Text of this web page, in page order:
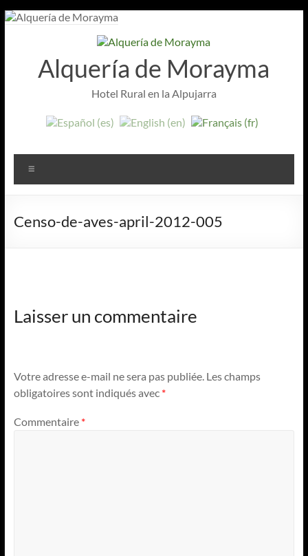
Aller
Alquería de Morayma
Hotel Rural en la Alpujarra
Censo-de-aves-april-2012-005
Laisser un commentaire
Votre adresse e-mail ne sera pas publiée. Les champs
obligatoires sont indiqués avec *
Commentaire *